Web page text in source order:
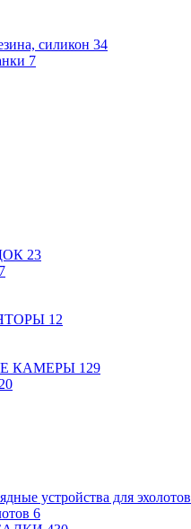
силикон 34
7
23
12
КАМЕРЫ 129
20
устройства для эхолотов
6